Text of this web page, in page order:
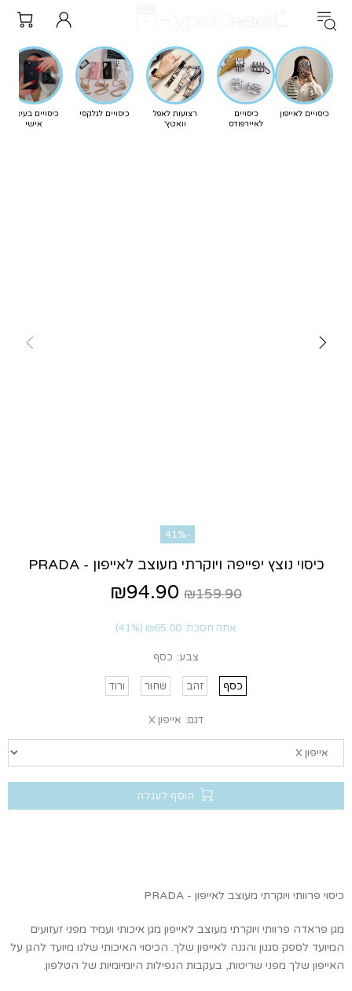
כיסויים לאייפון
כיסויים
לאיירפודס
רצועות לאפל
וואטץ'
כיסויים לגלקסי
כיסויים בעיצוב
אישי
-41%
כיסוי נוצץ יפייפה ויוקרתי מעוצב לאייפון - PRADA
₪159.90
₪94.90
אתה חסכת: ₪65.00
(41%)
צבע: כסף
כסף זהב שחור ורוד
דגם: אייפון X
הוסף לעגלה
כיסוי פרוותי ויוקרתי מעוצב לאייפון - PRADA
מגן פראדה פרוותי ויוקרתי מעוצב לאייפון מגן איכותי ועמיד מפני זעזועים
המיועד לספק סגנון והגנה לאייפון שלך. הכיסוי האיכותי שלנו מיועד להגן על
האייפון שלך מפני שריטות, בעקבות הנפילות היומיומיות של הטלפון.